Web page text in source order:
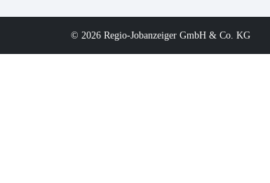
© 2026 Regio-Jobanzeiger GmbH & Co. KG